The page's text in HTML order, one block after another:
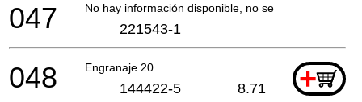
No hay información disponible, no se puede pedir
047 221543-1
Engranaje 20 +
048 144422-5 8.71